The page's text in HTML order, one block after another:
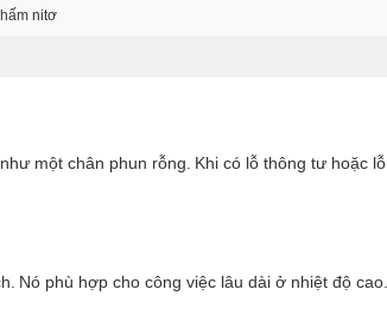
nitơ
một chân phun rỗng. Khi có lỗ thông tư hoặc lỗ
Nó phù hợp cho công việc lâu dài ở nhiệt độ cao.